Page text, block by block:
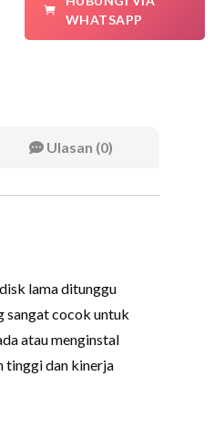
WHATSAPP
Ulasan (0)
lama ditunggu
sangat cocok untuk
atau menginstal
tinggi dan kinerja